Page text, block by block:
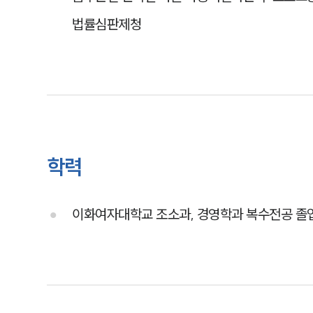
법률심판제청
학력
이화여자대학교 조소과, 경영학과 복수전공 졸